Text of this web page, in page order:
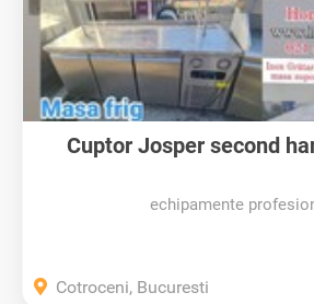
Cuptor Josper second
echipamente
Cotroceni, Bucuresti